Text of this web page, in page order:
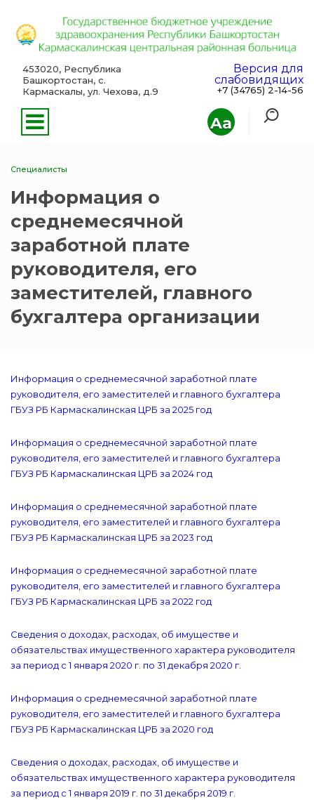
Aa
453020, Республика
Башкортостан, с.
Кармаскалы, ул. Чехова, д.9
Версия для
слабовидящих
+7 (34765) 2-14-56
Специалисты
Информация о
среднемесячной
заработной плате
руководителя, его
заместителей, главного
бухгалтера организации
Информация о среднемесячной заработной плате
руководителя, его заместителей и главного бухгалтера
ГБУЗ РБ Кармаскалинская ЦРБ за 2025 год
Информация о среднемесячной заработной плате
руководителя, его заместителей и главного бухгалтера
ГБУЗ РБ Кармаскалинская ЦРБ за 2024 год
Информация о среднемесячной заработной плате
руководителя, его заместителей и главного бухгалтера
ГБУЗ РБ Кармаскалинская ЦРБ за 2023 год
Информация о среднемесячной заработной плате
руководителя, его заместителей и главного бухгалтера
ГБУЗ РБ Кармаскалинская ЦРБ за 2022 год
Сведения о доходах, расходах, об имуществе и
обязательствах имущественного характера руководителя
за период с 1 января 2020 г. по 31 декабря 2020 г.
Информация о среднемесячной заработной плате
руководителя, его заместителей и главного бухгалтера
ГБУЗ РБ Кармаскалинская ЦРБ за 2020 год
Сведения о доходах, расходах, об имуществе и
обязательствах имущественного характера руководителя
за период с 1 января 2019 г. по 31 декабря 2019 г.